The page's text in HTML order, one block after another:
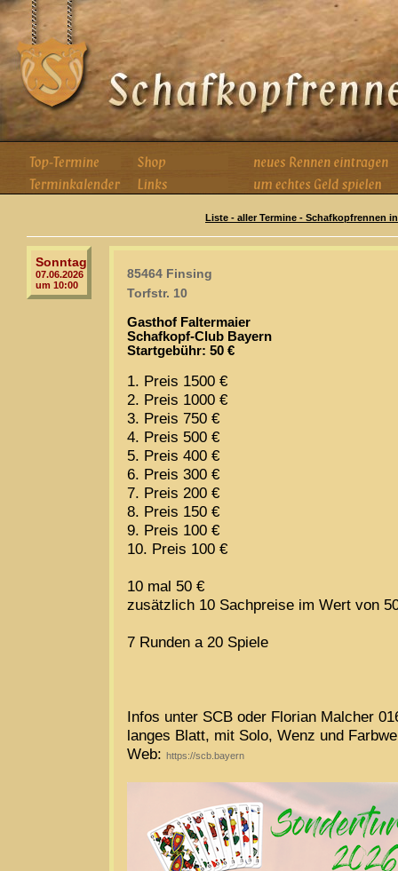
Liste - aller Termine - Schafkopfrennen
Sonntag
07.06.2026
um 10:00
85464 Finsing
Torfstr. 10
Gasthof Faltermaier
Schafkopf-Club Bayern
Startgebühr: 50 €
1. Preis 1500 €
2. Preis 1000 €
3. Preis 750 €
4. Preis 500 €
5. Preis 400 €
6. Preis 300 €
7. Preis 200 €
8. Preis 150 €
9. Preis 100 €
10. Preis 100 €
10 mal 50 €
zusätzlich 10 Sachpreise im Wert von
7 Runden a 20 Spiele
Infos unter SCB oder Florian Malcher
langes Blatt, mit Solo, Wenz und
Web: https://scb.bayern